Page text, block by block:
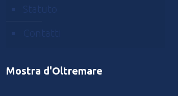
Statuto
Contatti
Mostra d'Oltremare